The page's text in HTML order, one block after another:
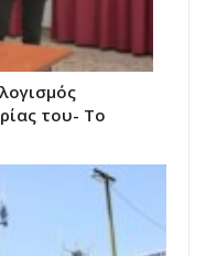
του- Το